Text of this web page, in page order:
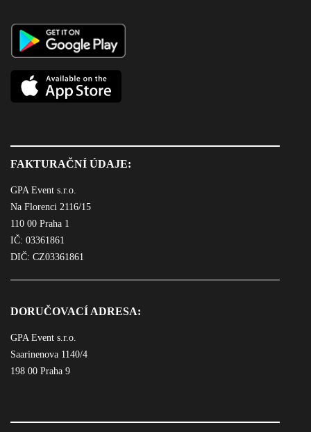
FAKTURAČNÍ ÚDAJE:
GPA Event s.r.o.
Na Florenci 2116/15
110 00 Praha 1
IČ: 03361861
DIČ: CZ03361861
DORUČOVACÍ ADRESA:
GPA Event s.r.o.
Saarinenova 1140/4
198 00 Praha 9